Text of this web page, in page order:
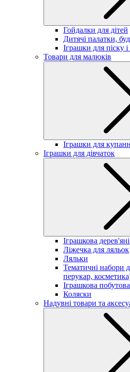
Гойдалки для дітей
Дитячі палатки,
Іграшки для піску
Товари для малюків
Іграшки для
Іграшки для дівчаток
Іграшкова
Ліжечка для ляльок
Ляльки
Тематичні набори
перукар,
Іграшкова побутова
Коляски
Надувні товари та